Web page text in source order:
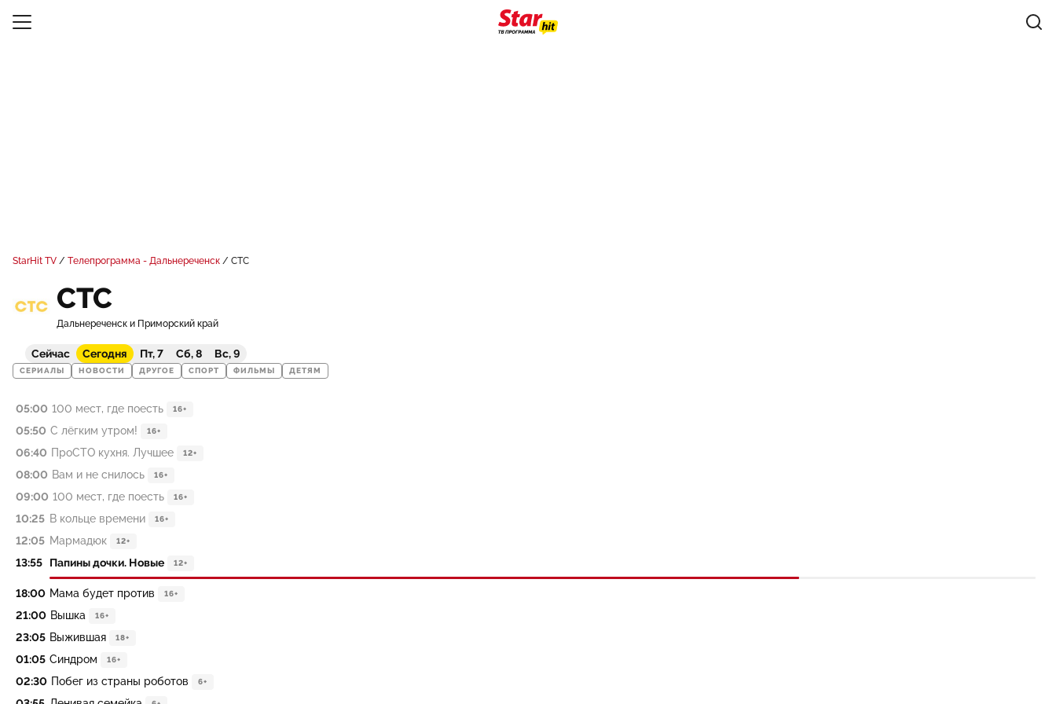
StarHit TV Телепрограмма - Дальнереченск СТС
СТС
Дальнереченск и Приморский край
Сейчас Сегодня Пт, 7 Сб, 8 Вс, 9
СЕРИАЛЫ НОВОСТИ ДРУГОЕ СПОРТ ФИЛЬМЫ ДЕТЯМ
05:00 100 мест, где поесть 16+
05:50 С лёгким утром! 16+
06:40 ПроСТО кухня. Лучшее 12+
08:00 Вам и не снилось 16+
09:00 100 мест, где поесть 16+
10:25 В кольце времени 16+
12:05 Мармадюк 12+
13:55 Папины дочки. Новые 12+
18:00 Мама будет против 16+
21:00 Вышка 16+
23:05 Выжившая 18+
01:05 Синдром 16+
02:30 Побег из страны роботов 6+